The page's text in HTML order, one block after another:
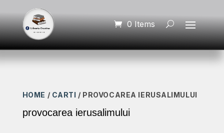
0 Items
HOME / CARTI / PROVOCAREA IERUSALIMULUI
provocarea ierusalimului